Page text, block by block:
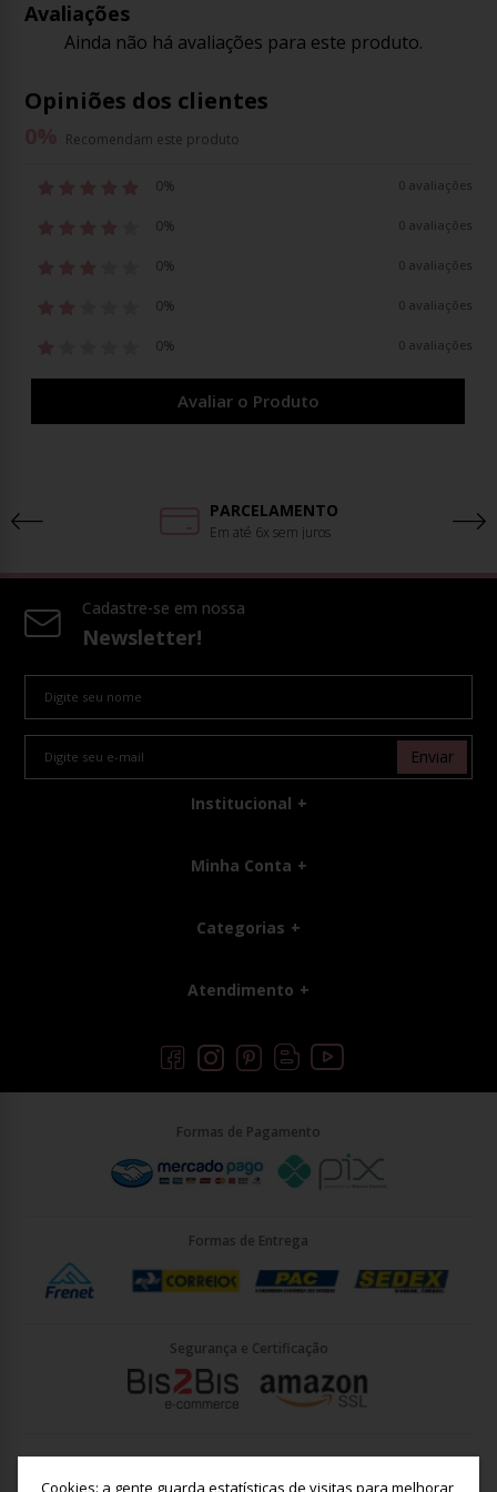
Cookies: a gente guarda estatísticas de visitas para melhorar
Avaliações
Ainda não há avaliações para este produto.
Opiniões dos clientes
Recomendam este produto
0% 0 avaliações
0% 0 avaliações
0% 0 avaliações
0% 0 avaliações
0% 0 avaliações
Avaliar o Produto
PARCELAMENTO
Em até 6x sem juros
Cadastre-se em nossa
Newsletter!
Enviar
Institucional
Minha Conta
Categorias
Atendimento
Formas de Pagamento
Formas de Entrega
Segurança e Certificação
João José Rodrigues 21, Jundiaí - SP - CEP: 13201-001